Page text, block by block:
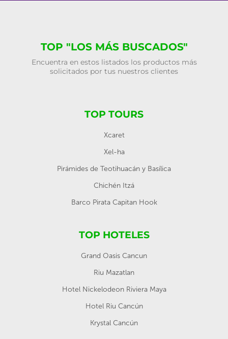
TOP "LOS MÁS BUSCADOS"
Encuentra en estos listados los productos más
solicitados por tus nuestros clientes
TOP TOURS
Xcaret
Xel-ha
Pirámides de Teotihuacán y Basílica
Chichén Itzá
Barco Pirata Capitan Hook
TOP HOTELES
Grand Oasis Cancun
Riu Mazatlan
Hotel Nickelodeon Riviera Maya
Hotel Riu Cancún
Krystal Cancún